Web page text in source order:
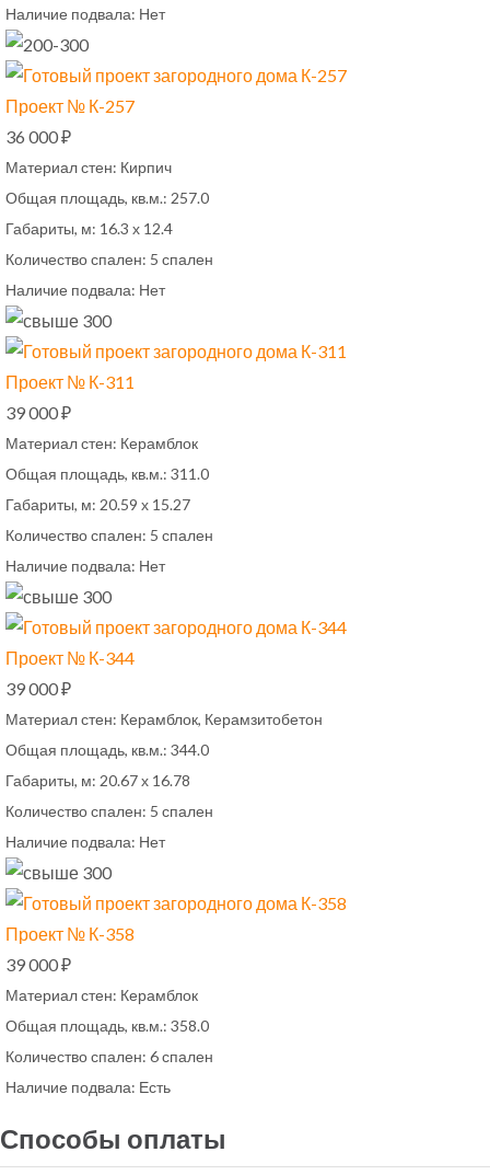
Наличие подвала: Нет
Проект № К-257
36 000 ₽
Материал стен: Кирпич
Общая площадь, кв.м.: 257.0
Габариты, м: 16.3 х 12.4
Количество спален: 5 спален
Наличие подвала: Нет
Проект № К-311
39 000 ₽
Материал стен: Керамблок
Общая площадь, кв.м.: 311.0
Габариты, м: 20.59 х 15.27
Количество спален: 5 спален
Наличие подвала: Нет
Проект № К-344
39 000 ₽
Материал стен: Керамблок, Керамзитобетон
Общая площадь, кв.м.: 344.0
Габариты, м: 20.67 х 16.78
Количество спален: 5 спален
Наличие подвала: Нет
Проект № К-358
39 000 ₽
Материал стен: Керамблок
Общая площадь, кв.м.: 358.0
Количество спален: 6 спален
Наличие подвала: Есть
Способы оплаты